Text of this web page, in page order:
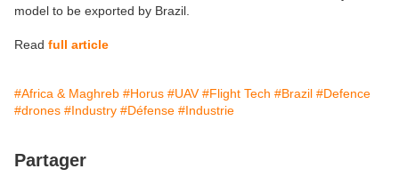
model to be exported by Brazil.
Read full article
#Africa & Maghreb #Horus #UAV #Flight Tech #Brazil #Defence
#drones #Industry #Défense #Industrie
Partager